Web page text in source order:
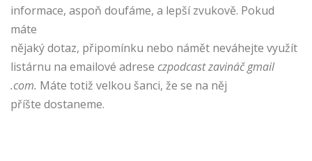
informace, aspoň doufáme, a lepší zvukově. Pokud
máte
nějaký dotaz, připomínku nebo námět neváhejte využít
listárnu na emailové adrese czpodcast zavináč gmail
.com. Máte totiž velkou šanci, že se na něj
příšte dostaneme.